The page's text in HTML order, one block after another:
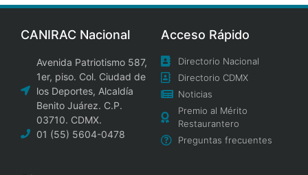
CANIRAC Nacional
Avenida Patriotismo 587,
1er, piso. Col. Ciudad de
los Deportes, Alcaldía
Benito Juárez. C.P.
03710. CDMX.
01 (55) 5604-0478
Acceso Rápido
Directorio Nacional
Directorio CDMX
Noticias
Premio al Mérito
Restaurantero
Preguntas frecuentes